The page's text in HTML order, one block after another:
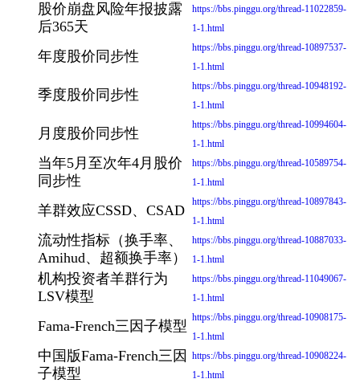
股价崩盘风险年报披露
后365天
https://bbs.pinggu.org/thread-11022859-
1-1.html
年度股价同步性
https://bbs.pinggu.org/thread-10897537-
1-1.html
季度股价同步性
https://bbs.pinggu.org/thread-10948192-
1-1.html
月度股价同步性
https://bbs.pinggu.org/thread-10994604-
1-1.html
当年5月至次年4月股价
同步性
https://bbs.pinggu.org/thread-10589754-
1-1.html
羊群效应CSSD、CSAD
https://bbs.pinggu.org/thread-10897843-
1-1.html
流动性指标（换手率、
Amihud、超额换手率）
https://bbs.pinggu.org/thread-10887033-
1-1.html
机构投资者羊群行为
LSV模型
https://bbs.pinggu.org/thread-11049067-
1-1.html
Fama-French三因子模型
https://bbs.pinggu.org/thread-10908175-
1-1.html
中国版Fama-French三因
子模型
https://bbs.pinggu.org/thread-10908224-
1-1.html